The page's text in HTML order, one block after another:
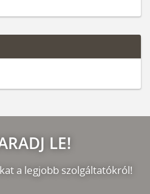
LE!
a legjobb szolgáltatókról!